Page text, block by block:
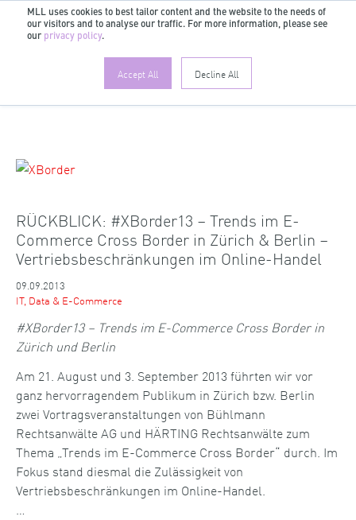
MLL uses cookies to best tailor content and the website to the needs of
our visitors and to analyse our traffic. For more information, please see
our privacy policy.
Accept All Decline All
DE
RÜCKBLICK: #XBorder13 – Trends im E-
Commerce Cross Border in Zürich & Berlin –
Vertriebsbeschränkungen im Online-Handel
09.09.2013
IT, Data & E-Commerce
#XBorder13 – Trends im E-Commerce Cross Border in
Zürich und Berlin
Am 21. August und 3. September 2013 führten wir vor
ganz hervorragendem Publikum in Zürich bzw. Berlin
zwei Vortragsveranstaltungen von Bühlmann
Rechtsanwälte AG und HÄRTING Rechtsanwälte zum
Thema „Trends im E-Commerce Cross Border“ durch. Im
Fokus stand diesmal die Zulässigkeit von
Vertriebsbeschränkungen im Online-Handel.
…